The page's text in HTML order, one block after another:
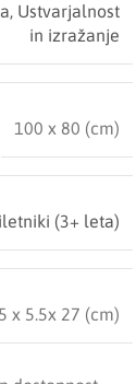
, Ustvarjalnost
in izražanje
100 x 80 (cm)
(3+ leta)
x 5.5x 27 (cm)